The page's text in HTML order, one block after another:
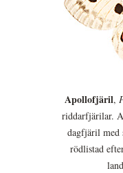
Apollofjäril,
riddarfjärilar.
dagfjäril med
rödlistad